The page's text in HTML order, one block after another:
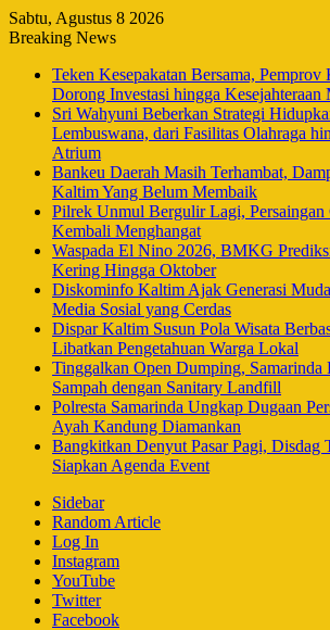
Sabtu, Agustus 8 2026
Breaking News
Teken Kesepakatan Bersama, Pemprov
Dorong Investasi hingga Kesejahteraan
Sri Wahyuni Beberkan Strategi
Lembuswana, dari Fasilitas Olahraga
Atrium
Bankeu Daerah Masih Terhambat,
Kaltim Yang Belum Membaik
Pilrek Unmul Bergulir Lagi, Persaingan
Kembali Menghangat
Waspada El Nino 2026, BMKG
Kering Hingga Oktober
Diskominfo Kaltim Ajak Generasi
Media Sosial yang Cerdas
Dispar Kaltim Susun Pola Wisata
Libatkan Pengetahuan Warga Lokal
Tinggalkan Open Dumping, Samarinda
Sampah dengan Sanitary Landfill
Polresta Samarinda Ungkap Dugaan
Ayah Kandung Diamankan
Bangkitkan Denyut Pasar Pagi, Disdag
Siapkan Agenda Event
Sidebar
Random Article
Log In
Instagram
YouTube
Twitter
Facebook